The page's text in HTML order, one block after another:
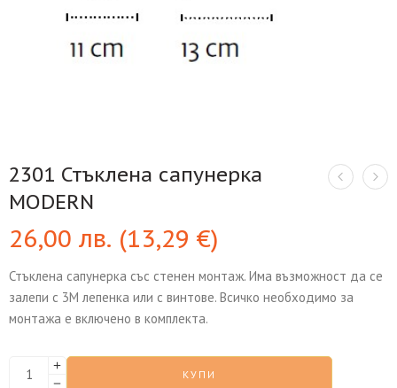
2301 Стъклена сапунерка
MODERN
26,00лв. (13,29€)
Стъклена сапунерка със стенен монтаж. Има възможност да се
залепи с 3М лепенка или с винтове. Всичко необходимо за
монтажа е включено в комплекта.
КУПИ